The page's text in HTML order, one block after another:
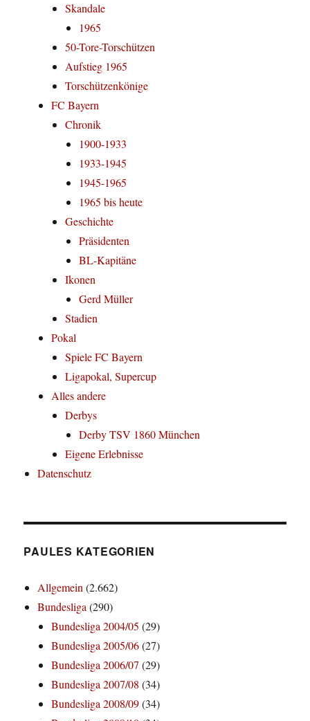
Skandale
1965
50-Tore-Torschützen
Aufstieg 1965
Torschützenkönige
FC Bayern
Chronik
1900-1933
1933-1945
1945-1965
1965 bis heute
Geschichte
Präsidenten
BL-Kapitäne
Ikonen
Gerd Müller
Stadien
Pokal
Spiele FC Bayern
Ligapokal, Supercup
Alles andere
Derbys
Derby TSV 1860 München
Eigene Erlebnisse
Datenschutz
PAULES KATEGORIEN
Allgemein(2.662)
Bundesliga(290)
Bundesliga 2004/05 (29)
Bundesliga 2005/06(27)
Bundesliga 2006/07 (29)
Bundesliga 2007/08 (34)
Bundesliga 2008/09(34)